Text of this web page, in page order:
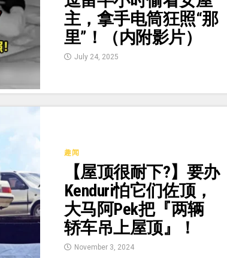
主，拿手电筒狂照“那
里”！（内附影片）
July 24, 2025
趣闻
【屋顶很耐下?】要办
Kenduri怕它们佐顶，
大马阿Pek把『两辆
轿车吊上屋顶』！
November 3, 2024